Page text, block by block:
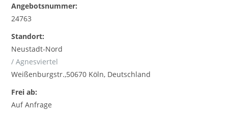
Angebotsnummer:
24763
Standort:
Neustadt-Nord
/ Agnesviertel
Weißenburgstr.,50670 Köln, Deutschland
Frei ab:
Auf Anfrage